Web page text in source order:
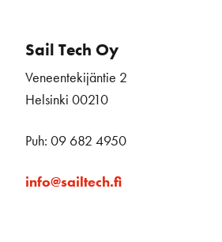
Sail Tech Oy
Veneentekijäntie 2
Helsinki 00210
Puh: 09 682 4950
info@sailtech.fi